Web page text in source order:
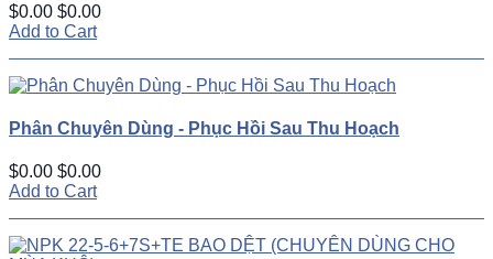
$0.00 $0.00
Add to Cart
Phân Chuyên Dùng - Phục Hồi Sau Thu Hoạch
$0.00 $0.00
Add to Cart